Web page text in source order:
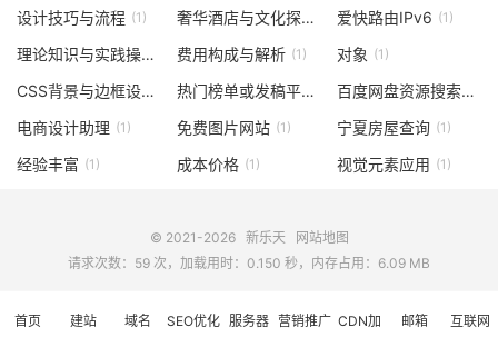
设计技巧与流程 (1) 奢华酒店与文化探索 爱快路由IPv6 (1)
理论知识与实践操作 费用构成与解析 (1) 对象 (1)
CSS背景与边框设置 (1) 热门榜单或发稿平台 百度网盘资源搜索攻略
电商设计助理 (1) 免费图片网站 (1) 宁夏房屋查询 (1)
经验丰富 (1) 成本价格 (1) 视觉元素应用 (1)
© 2021-2026 新乐天
网站地图
请求次数：59 次，加载用时：0.150 秒，内存占用：6.09 MB
首页 建站 域名 SEO优化 服务器 营销推广 CDN加 邮箱 互联网